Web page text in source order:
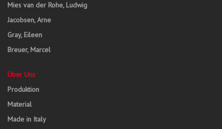
Mies van der Rohe, Ludwig
Jacobsen, Arne
Gray, Eileen
Breuer, Marcel
Über Uns
Produktion
Material
Made in Italy